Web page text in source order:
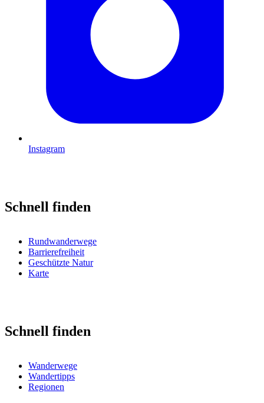
Instagram
Schnell finden
Rundwanderwege
Barrierefreiheit
Geschützte Natur
Karte
Schnell finden
Wanderwege
Wandertipps
Regionen